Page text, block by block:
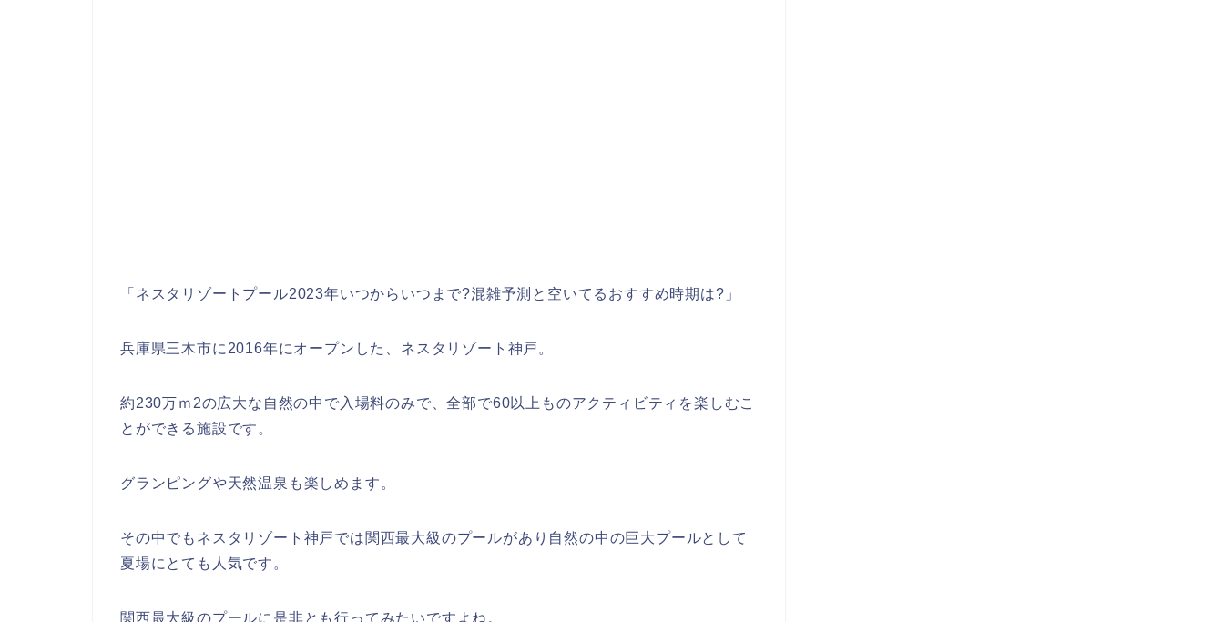
「ネスタリゾートプール2023年いつからいつまで?混雑予測と空いてるおすすめ時期は?」
兵庫県三木市に2016年にオープンした、ネスタリゾート神戸。
約230万ｍ2の広大な自然の中で入場料のみで、全部で60以上ものアクティビティを楽しむこ
とができる施設です。
グランピングや天然温泉も楽しめます。
その中でもネスタリゾート神戸では関西最大級のプールがあり自然の中の巨大プールとして
夏場にとても人気です。
関西最大級のプールに是非とも行ってみたいですよね。